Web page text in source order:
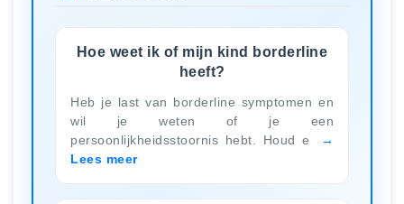
Hoe weet ik of mijn kind borderline
heeft?
Heb je last van borderline symptomen en
wil je weten of je een
persoonlijkheidsstoornis hebt. Houd e
Lees meer